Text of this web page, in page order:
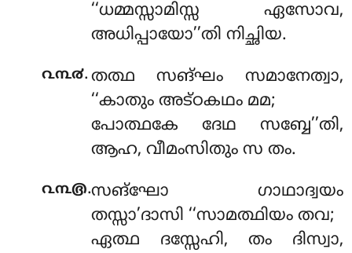
‘‘ധമ്മസ്സാമിസ്സ ഏസോവ,
അധിപ്പായോ’’തി നിച്ഛിയ.
൨൩൪.തത്ഥ സങ്ഘം സമാനേത്വാ,
‘‘കാതും അട്ഠകഥം മമ;
പോത്ഥകേ ദേഥ സബ്ബേ’’തി,
ആഹ, വീമംസിതും സ തം.
൨൩൫.സങ്ഘോ ഗാഥാദ്വയം
തസ്സാ’ദാസി ‘‘സാമത്ഥിയം തവ;
ഏത്ഥ ദസ്സേഹി, തം ദിസ്വാ,